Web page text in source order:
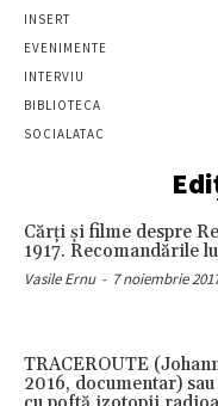
INSERT
EVENIMENTE
INTERVIU
BIBLIOTECA
SOCIALATAC
Cărţi şi filme despre
1917. Recomandările
Vasile Ernu - 7 noiembrie
TRACEROUTE
2016, documentar)